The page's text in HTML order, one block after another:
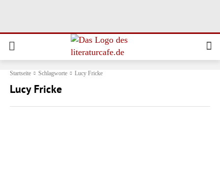
Startseite Schlagworte Lucy Fricke
Lucy Fricke